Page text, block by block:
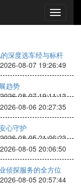
深度选车经与标杆
2026-08-07 19:26:49
趋势
2026-08-07 19:11:13
2026-08-06 20:27:35
心守护
2026-08-05 21:06:23
2026-08-05 20:06:50
侦探服务的全方位
2026-08-05 20:57:44